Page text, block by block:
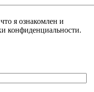
я ознакомлен и
конфиденциальности.